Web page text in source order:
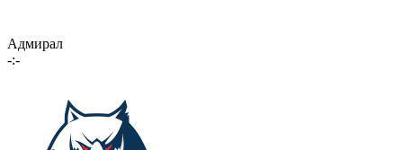
Адмирал
-:-